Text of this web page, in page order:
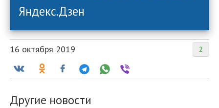
Яндекс.Дзен
2
16 октября 2019
Другие новости